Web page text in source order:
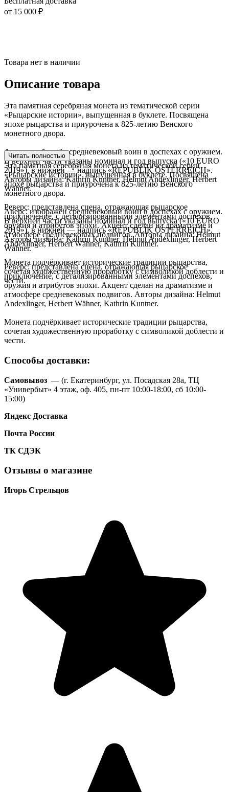
от 15 000 ₽
Товара нет в наличии
Описание товара
Эта памятная серебряная монета из тематической серии
«Рыцарские истории», выпущенная в буклете. Посвящена
эпохе рыцарства и приурочена к 825‑летию Венского
монетного двора.
Аверс: изображён средневековый воин в доспехах с оружием.
В верхней части указаны номинал и год выпуска («10 EURO
2019»), в нижней — надпись «REPUBLIK ÖSTERREICH».
Авторы дизайна: Kathrin Kuntner, Helmut Andexlinger, Herbert
Wähner.
Реверс: представлена сцена, отражающая рыцарское
приключение, с детализированными элементами доспехов,
оружия и атрибутов эпохи. Акцент сделан на драматизме и
атмосфере средневековых подвигов. Авторы дизайна: Helmut
Andexlinger, Herbert Wähner, Kathrin Kuntner.
Монета подчёркивает исторические традиции рыцарства,
сочетая художественную проработку с символикой доблести и
чести.
Читать полностью
Эта памятная серебряная монета из тематической серии
«Рыцарские истории», выпущенная в буклете. Посвящена
эпохе рыцарства и приурочена к 825‑летию Венского
монетного двора.
Аверс: изображён средневековый воин в доспехах с оружием.
В верхней части указаны номинал и год выпуска («10 EURO
2019»), в нижней — надпись «REPUBLIK ÖSTERREICH».
Авторы дизайна: Kathrin Kuntner, Helmut Andexlinger, Herbert
Wähner.
Реверс: представлена сцена, отражающая рыцарское
приключение, с детализированными элементами доспехов,
оружия и атрибутов эпохи. Акцент сделан на драматизме и
атмосфере средневековых подвигов. Авторы дизайна: Helmut
Andexlinger, Herbert Wähner, Kathrin Kuntner.
Монета подчёркивает исторические традиции рыцарства,
сочетая художественную проработку с символикой доблести и
чести.
Способы доставки:
Самовывоз — (г. Екатеринбург, ул. Посадская 28а, ТЦ
«Универбыт» 4 этаж, оф. 405, пн-пт 10:00-18:00, сб 10:00-
15:00)
Яндекс Доставка
Почта России
ТК СДЭК
Отзывы о магазине
Игорь Стрельцов